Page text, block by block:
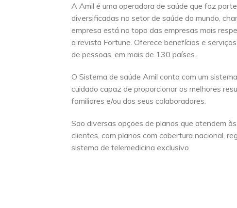
A Amil é uma operadora de saúde que faz
diversificadas no setor de saúde do mundo,
empresa está no topo das empresas mais
a revista Fortune. Oferece benefícios e
de pessoas, em mais de 130 países.
O Sistema de saúde Amil conta com um
cuidado capaz de proporcionar os melhores
familiares e/ou dos seus colaboradores.
São diversas opções de planos que atendem
clientes, com planos com cobertura nacional,
sistema de telemedicina exclusivo.